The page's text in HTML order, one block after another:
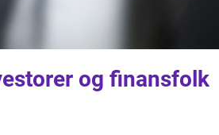
og finansfolk